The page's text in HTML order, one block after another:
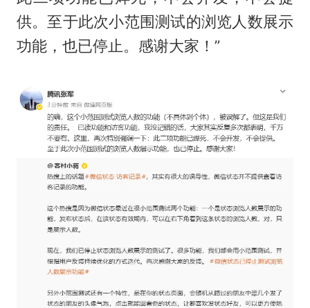
供。至于此次小范围测试的浏览人数展示
功能，也已停止。感谢大家！”